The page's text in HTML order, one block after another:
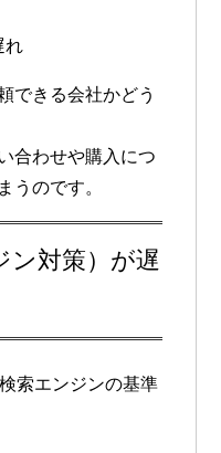
れ
できる会社かどう
合わせや購入につ
うのです。
ン対策）が遅
索エンジンの基準